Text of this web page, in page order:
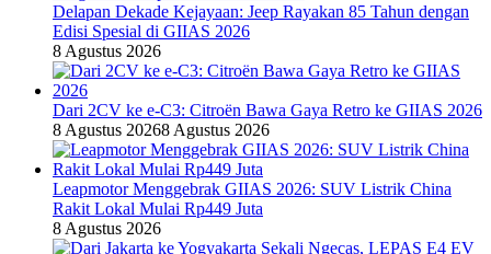
Delapan Dekade Kejayaan: Jeep Rayakan 85 Tahun dengan
Edisi Spesial di GIIAS 2026
8 Agustus 2026
Dari 2CV ke e-C3: Citroën Bawa Gaya Retro ke GIIAS 2026
8 Agustus 20268 Agustus 2026
Leapmotor Menggebrak GIIAS 2026: SUV Listrik China
Rakit Lokal Mulai Rp449 Juta
8 Agustus 2026